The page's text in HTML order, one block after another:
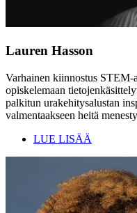
Lauren Hasson
Varhainen kiinnostus STEM-
opiskelemaan
palkitun urakehitysalustan
valmentaakseen heitä
LUE LISÄÄ